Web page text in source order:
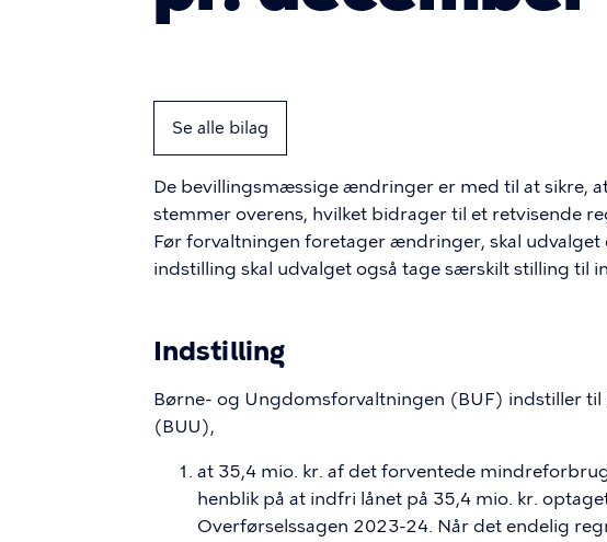
Se alle bilag
De bevillingsmæssige ændringer er med til at sikre,
stemmer overens, hvilket bidrager til et retvisende
Før forvaltningen foretager ændringer, skal
indstilling skal udvalget også tage særskilt stilling til
Indstilling
Børne- og Ungdomsforvaltningen (BUF) indstiller
(BUU),
at 35,4 mio. kr. af det forventede
henblik på at indfri lånet på 35,4 mio. kr.
Overførselssagen 2023-24. Når det endelig